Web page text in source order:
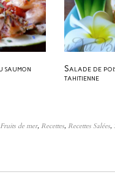
saumon
Salade de
tahitienne
de mer, Recettes, Recettes Salées,